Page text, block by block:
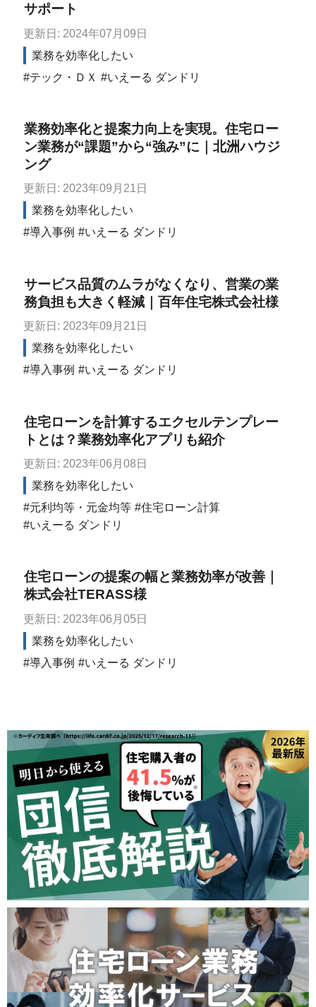
サポート
更新日: 2024年07月09日
業務を効率化したい
テック・ＤＸ
いえーる ダンドリ
業務効率化と提案力向上を実現。住宅ロー
ン業務が“課題”から“強み”に｜北洲ハウジ
ング
更新日: 2023年09月21日
業務を効率化したい
導入事例
いえーる ダンドリ
サービス品質のムラがなくなり、営業の業
務負担も大きく軽減｜百年住宅株式会社様
更新日: 2023年09月21日
業務を効率化したい
導入事例
いえーる ダンドリ
住宅ローンを計算するエクセルテンプレー
トとは？業務効率化アプリも紹介
更新日: 2023年06月08日
業務を効率化したい
元利均等・元金均等
住宅ローン計算
いえーる ダンドリ
住宅ローンの提案の幅と業務効率が改善｜
株式会社TERASS様
更新日: 2023年06月05日
業務を効率化したい
導入事例
いえーる ダンドリ